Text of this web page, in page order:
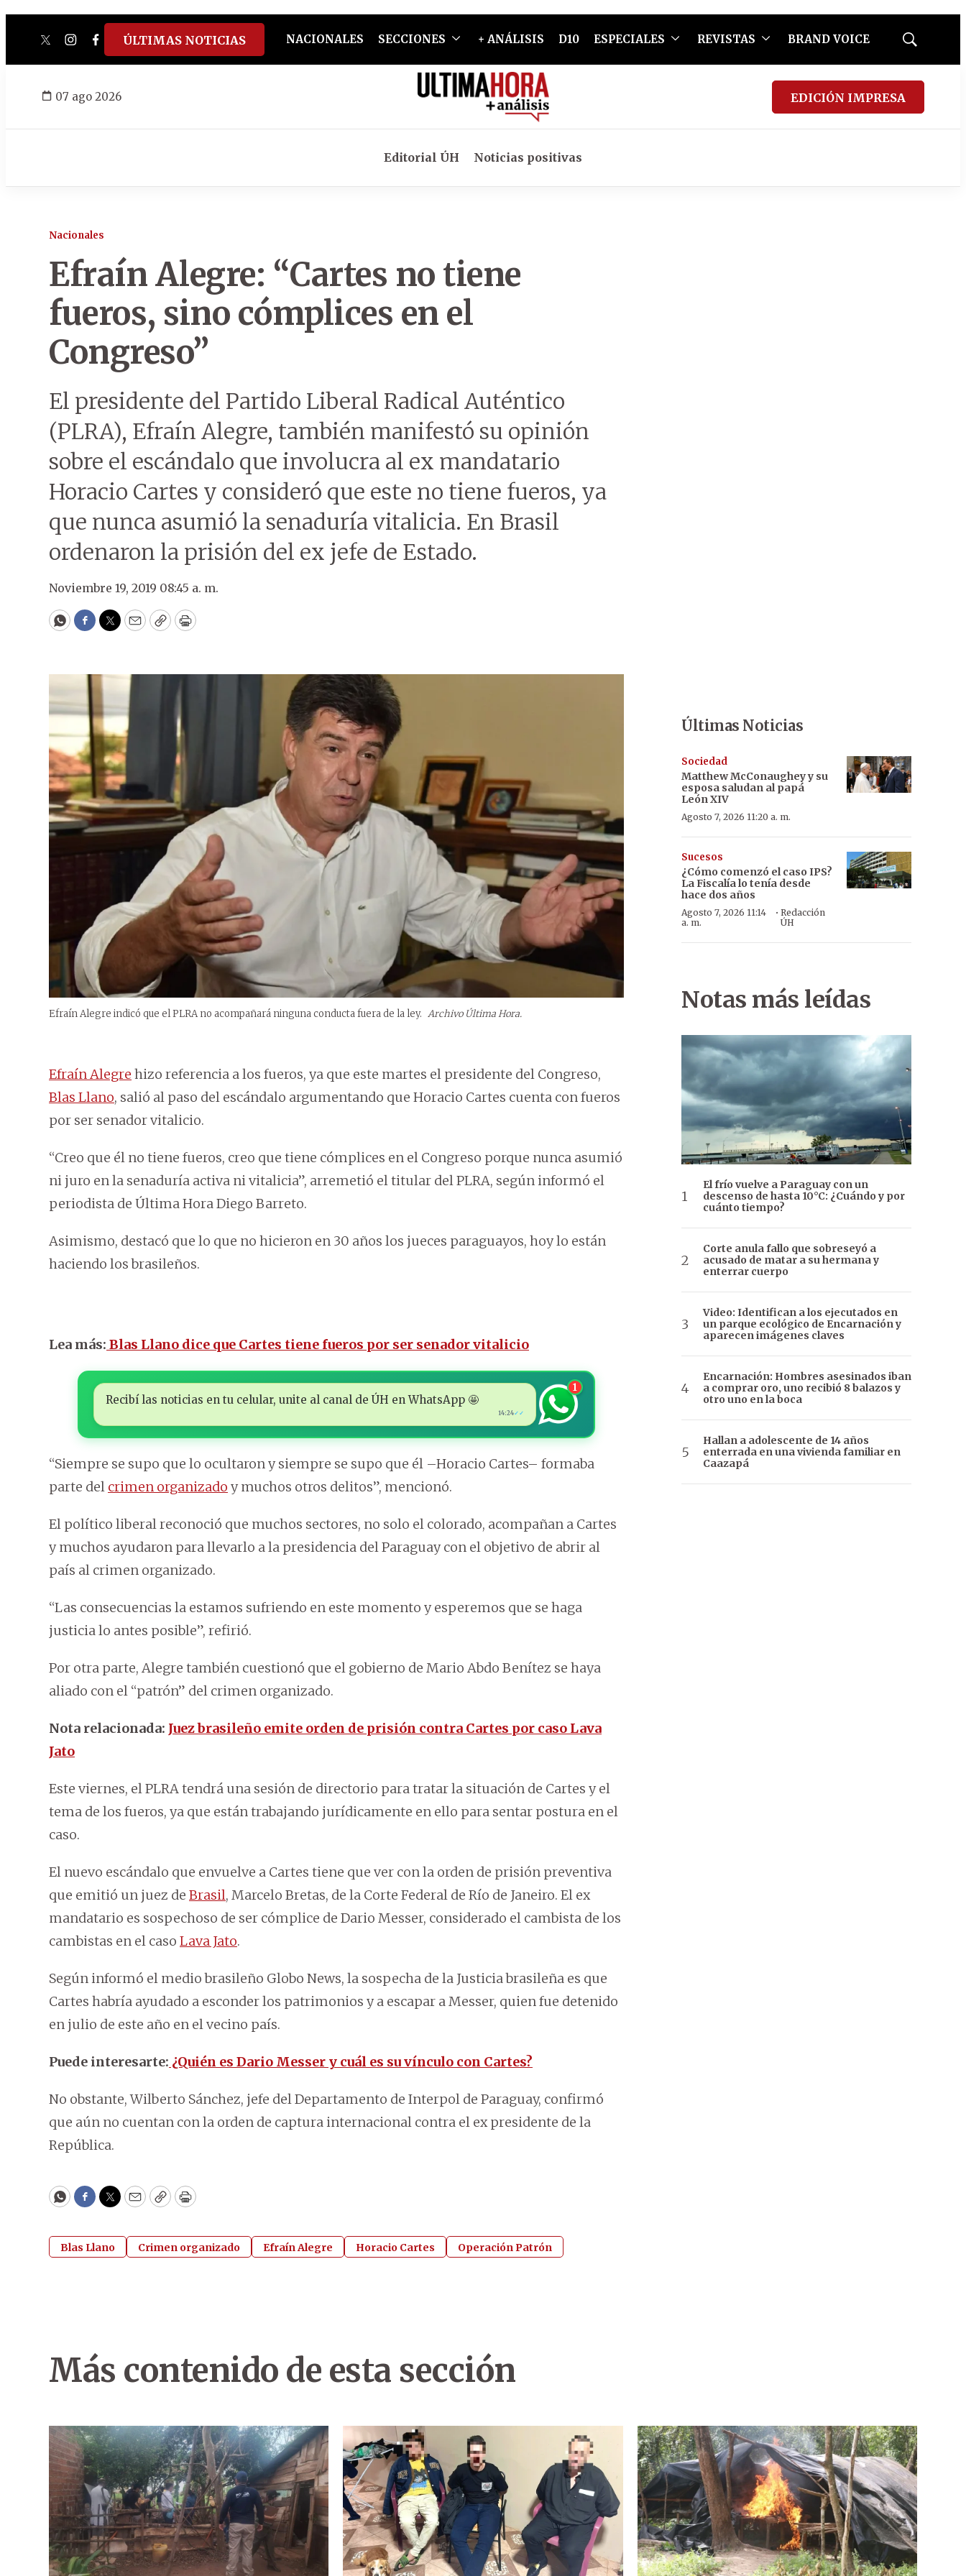
twitterinstagram
facebook
tiktokyoutube
spotify
ÚLTIMAS NOTICIAS NACIONALES SECCIONES + ANÁLISIS D10 ESPECIALES REVISTAS BRAND VOICE
Mostrar
07 ago 2026 EDICIÓN IMPRESA
Editorial ÚH Noticias positivas
Nacionales
Efraín Alegre: “Cartes no tiene
fueros, sino cómplices en el
Congreso”
El presidente del Partido Liberal Radical Auténtico
(PLRA), Efraín Alegre, también manifestó su opinión
sobre el escándalo que involucra al ex mandatario
Horacio Cartes y consideró que este no tiene fueros, ya
que nunca asumió la senaduría vitalicia. En Brasil
ordenaron la prisión del ex jefe de Estado.
Noviembre 19, 2019 08:45 a. m.
WhatsApp
Facebook
Twitter
EmailCopyPrint
Efraín Alegre indicó que el PLRA no acompañará ninguna conducta fuera de la ley. Archivo Última Hora.
Efraín Alegre hizo referencia a los fueros, ya que este martes el presidente del Congreso,
Blas Llano, salió al paso del escándalo argumentando que Horacio Cartes cuenta con fueros
por ser senador vitalicio.
“Creo que él no tiene fueros, creo que tiene cómplices en el Congreso porque nunca asumió
ni juro en la senaduría activa ni vitalicia”, arremetió el titular del PLRA, según informó el
periodista de Última Hora Diego Barreto.
Asimismo, destacó que lo que no hicieron en 30 años los jueces paraguayos, hoy lo están
haciendo los brasileños.
Lea más: Blas Llano dice que Cartes tiene fueros por ser senador vitalicio
Recibí las noticias en tu celular, unite al canal de ÚH en WhatsApp 🤩
14:24✓✓
1
“Siempre se supo que lo ocultaron y siempre se supo que él –Horacio Cartes– formaba
parte del crimen organizado y muchos otros delitos”, mencionó.
El político liberal reconoció que muchos sectores, no solo el colorado, acompañan a Cartes
y muchos ayudaron para llevarlo a la presidencia del Paraguay con el objetivo de abrir al
país al crimen organizado.
“Las consecuencias la estamos sufriendo en este momento y esperemos que se haga
justicia lo antes posible”, refirió.
Por otra parte, Alegre también cuestionó que el gobierno de Mario Abdo Benítez se haya
aliado con el “patrón” del crimen organizado.
Nota relacionada: Juez brasileño emite orden de prisión contra Cartes por caso Lava
Jato
Este viernes, el PLRA tendrá una sesión de directorio para tratar la situación de Cartes y el
tema de los fueros, ya que están trabajando jurídicamente en ello para sentar postura en el
caso.
El nuevo escándalo que envuelve a Cartes tiene que ver con la orden de prisión preventiva
que emitió un juez de Brasil, Marcelo Bretas, de la Corte Federal de Río de Janeiro. El ex
mandatario es sospechoso de ser cómplice de Dario Messer, considerado el cambista de los
cambistas en el caso Lava Jato.
Según informó el medio brasileño Globo News, la sospecha de la Justicia brasileña es que
Cartes habría ayudado a esconder los patrimonios y a escapar a Messer, quien fue detenido
en julio de este año en el vecino país.
Puede interesarte: ¿Quién es Dario Messer y cuál es su vínculo con Cartes?
No obstante, Wilberto Sánchez, jefe del Departamento de Interpol de Paraguay, confirmó
que aún no cuentan con la orden de captura internacional contra el ex presidente de la
República.
WhatsApp
Facebook
Twitter
EmailCopyPrint
Blas Llano Crimen organizado Efraín Alegre Horacio Cartes Operación Patrón
Últimas Noticias
Sociedad
Matthew McConaughey y su
esposa saludan al papá
León XIV
Agosto 7, 2026 11:20 a. m.
Sucesos
¿Cómo comenzó el caso IPS?
La Fiscalía lo tenía desde
hace dos años
Agosto 7, 2026 11:14
a. m.
· Redacción
ÚH
Notas más leídas
El frío vuelve a Paraguay con un
descenso de hasta 10°C: ¿Cuándo y por
cuánto tiempo?
Corte anula fallo que sobreseyó a
acusado de matar a su hermana y
enterrar cuerpo
Video: Identifican a los ejecutados en
un parque ecológico de Encarnación y
aparecen imágenes claves
Encarnación: Hombres asesinados iban
a comprar oro, uno recibió 8 balazos y
otro uno en la boca
Hallan a adolescente de 14 años
enterrada en una vivienda familiar en
Caazapá
Más contenido de esta sección